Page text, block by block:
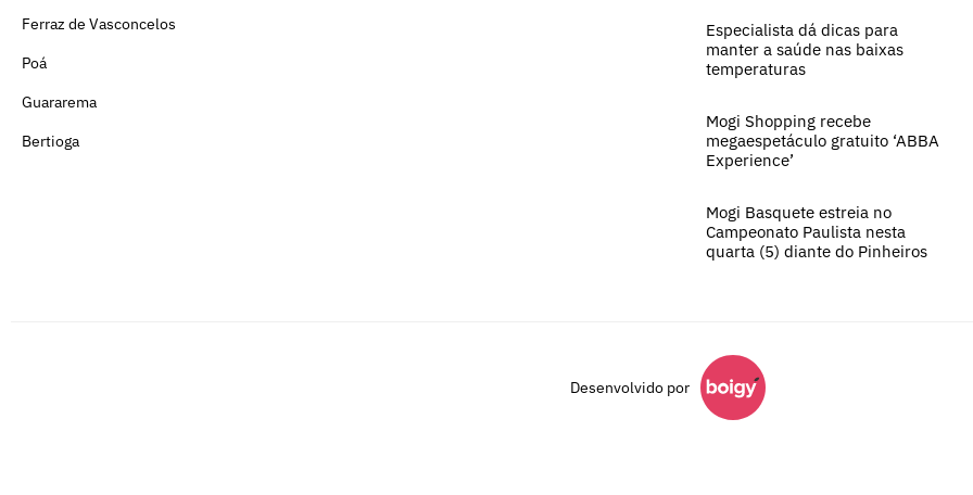
Ferraz de Vasconcelos
Poá
Guararema
Bertioga
Especialista dá dicas para
manter a saúde nas baixas
temperaturas
Mogi Shopping recebe
megaespetáculo gratuito ‘ABBA
Experience’
Mogi Basquete estreia no
Campeonato Paulista nesta
quarta (5) diante do Pinheiros
Desenvolvido por